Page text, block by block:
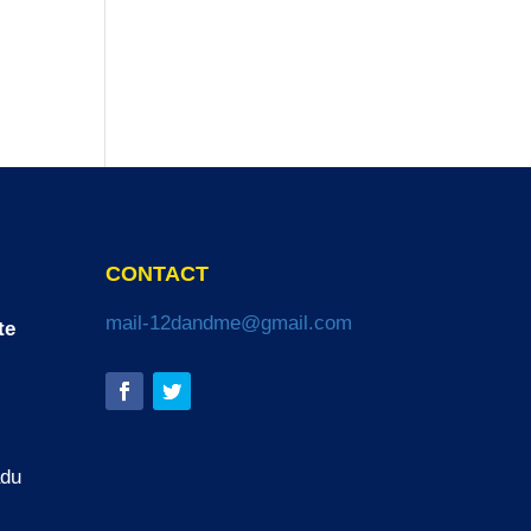
CONTACT
mail-12dandme@gmail.com